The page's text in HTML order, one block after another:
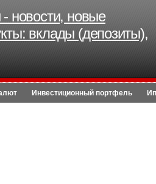
новости, новые
вклады (депозиты),
Инвестиционный портфель